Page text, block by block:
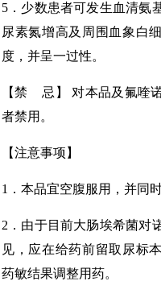
5．少数患者可发生血清氨
尿素氮增高及周围血象白
度，并呈一过性。
【禁 忌】 对本品及氟喹
者禁用。
【注意事项】
1．本品宜空腹服用，并同时
2．由于目前大肠埃希菌对
见，应在给药前留取尿标
药敏结果调整用药。